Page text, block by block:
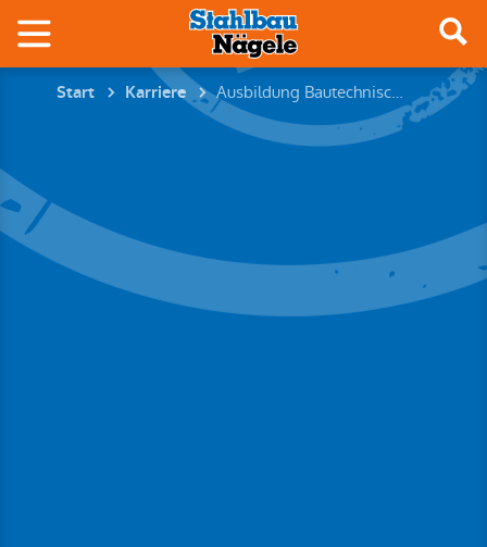
Start Karriere Ausbildung Bautechnischer Konstrukteur (m/w/d)